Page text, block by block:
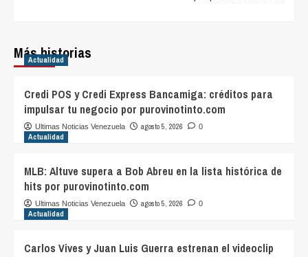
Más historias
Actualidad
Credi POS y Credi Express Bancamiga: créditos para
impulsar tu negocio por purovinotinto.com
Ultimas Noticias Venezuela agosto 5, 2026 0
Actualidad
MLB: Altuve supera a Bob Abreu en la lista histórica de
hits por purovinotinto.com
Ultimas Noticias Venezuela agosto 5, 2026 0
Actualidad
Carlos Vives y Juan Luis Guerra estrenan el videoclip